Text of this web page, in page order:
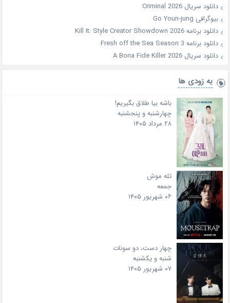
دانلود سریال Criminal 2026
بیوگرافی Go Youn-jung
دانلود برنامه Kill It: Style Creator Showdown 2026
دانلود برنامه Fresh off the Sea Season 3
دانلود سریال A Bona Fide Killer 2026
به زودی ها
باشه بیا طلاق بگیریم!
چهارشنبه و پنجشنبه
۲۸ مرداد ۱۴۰۵
تله موش
جمعه
۰۶ شهریور ۱۴۰۵
چهار دست، دو سونات
شنبه و یکشنبه
۰۷ شهریور ۱۴۰۵